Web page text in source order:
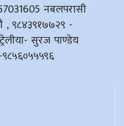
नबलपरासी
, ९८४३९१७७२९ -
सुरज पाण्डेय